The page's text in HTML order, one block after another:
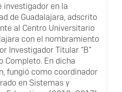
investigador en la
de Guadalajara, adscrito
al Centro Universitario
con el nombramiento
Investigador Titular “B”
Completo. En dicha
fungió como coordinador
en Sistemas y